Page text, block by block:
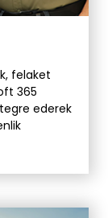
felaket
365
ederek